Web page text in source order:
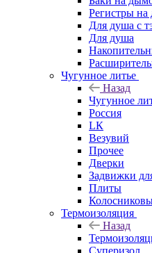
Регистры
Для душа с
Для душа
Чугунное литье
Назад
Чугунное
Россия
LК
Везувий
Прочее
Дверки
Задвижки
Плиты
Термоизоляция
Назад
Суперизол